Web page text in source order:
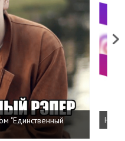
"Единственный
Next